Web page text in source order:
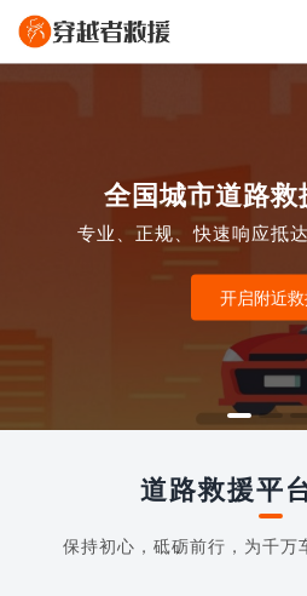
全国城市道路救
专业、正规、快速响应抵
开启附近救
道路救援平
保持初心，砥砺前行，为千万